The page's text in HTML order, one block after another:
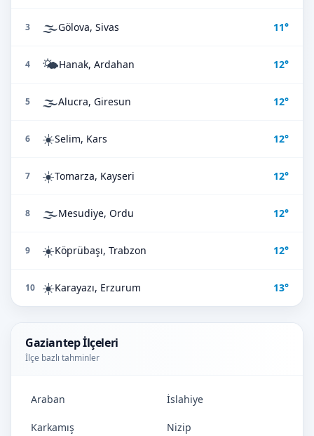
3 🌫️Gölova, Sivas 11°
4 🌤️Hanak, Ardahan 12°
5 🌫️Alucra, Giresun 12°
6 ☀️Selim, Kars 12°
7 ☀️Tomarza, Kayseri 12°
8 🌫️Mesudiye, Ordu 12°
9 ☀️Köprübaşı, Trabzon 12°
10 ☀️Karayazı, Erzurum 13°
Gaziantep İlçeleri
İlçe bazlı tahminler
Araban İslahiye
Karkamış Nizip